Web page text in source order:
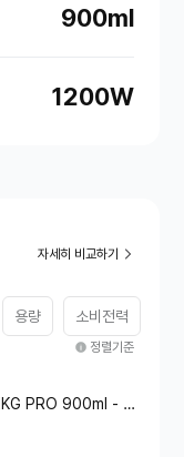
900ml
1200W
자세히 비교하기
용량 소비전력
정렬기준
PRO 900ml - 매